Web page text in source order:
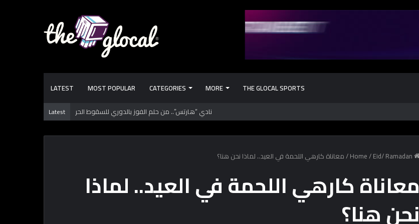
LATEST MOST POPULAR CATEGORIES MORE THE GLOCAL SPORTS
Latest
كل حاجة محتاج تعرفها عن طرابزون سبور.. فريق “محمد صـلاح” الجديد
/Eid/ Ramadan
/معاناة كارهي اللحمة في العيد.. لماذا نحن هنا؟
معاناة كارهي اللحمة في العيد.. لماذا
نحن هنا؟